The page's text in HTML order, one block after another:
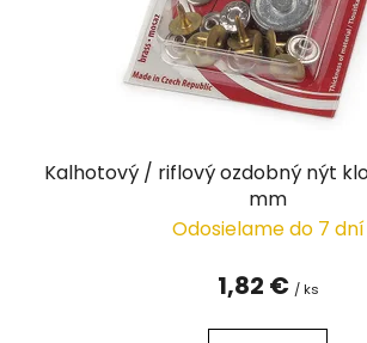
Kalhotový / riflový ozdobný nýt
mm
Odosielame do 7 dní
1,82 € / ks